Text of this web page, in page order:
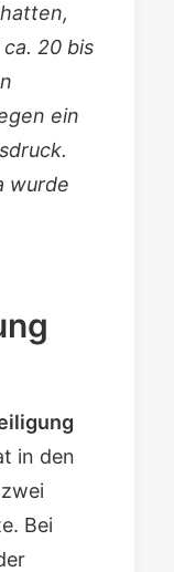
20 bis
ein
wurde
in den
Bei